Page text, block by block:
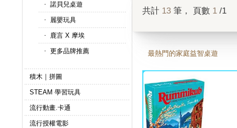
諾貝兒桌遊
麗嬰玩具
鹿言 X 摩埃
更多品牌推薦
積木｜拼圖
STEAM 學習玩具
流行動畫.卡通
流行授權電影
共計 13 筆， 頁數 1 /1
最熱門的家庭益智桌遊